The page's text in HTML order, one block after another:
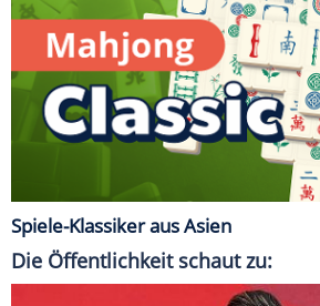
Spiele-Klassiker aus Asien
Die Öffentlichkeit schaut zu: